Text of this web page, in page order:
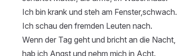
Ich bin krank und steh am Fenster,schwach.
Ich schau den fremden Leuten nach.
Wenn der Tag geht und bricht an die Nacht,
hab ich Angst und nehm mich in Acht.